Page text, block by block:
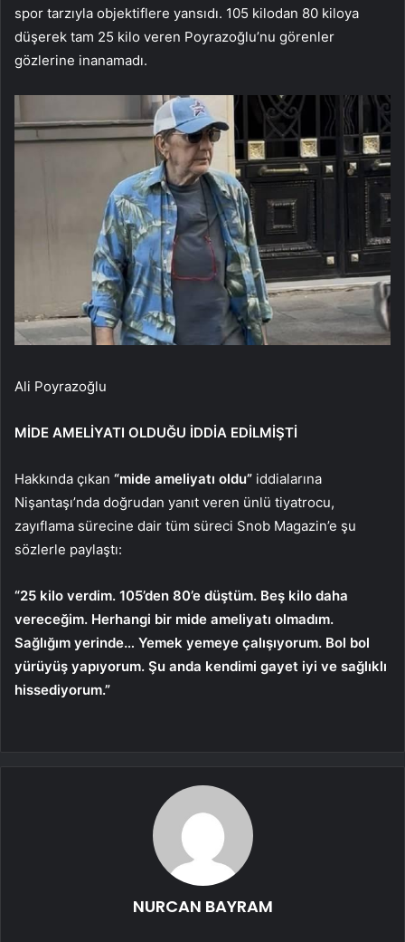
spor tarzıyla objektiflere yansıdı. 105 kilodan 80 kiloya
düşerek tam 25 kilo veren Poyrazoğlu’nu görenler
gözlerine inanamadı.
Ali Poyrazoğlu
MİDE AMELİYATI OLDUĞU İDDİA EDİLMİŞTİ
Hakkında çıkan “mide ameliyatı oldu” iddialarına
Nişantaşı’nda doğrudan yanıt veren ünlü tiyatrocu,
zayıflama sürecine dair tüm süreci Snob Magazin’e şu
sözlerle paylaştı:
“25 kilo verdim. 105’den 80’e düştüm. Beş kilo daha
vereceğim. Herhangi bir mide ameliyatı olmadım.
Sağlığım yerinde… Yemek yemeye çalışıyorum. Bol bol
yürüyüş yapıyorum. Şu anda kendimi gayet iyi ve sağlıklı
hissediyorum.”
NURCAN BAYRAM